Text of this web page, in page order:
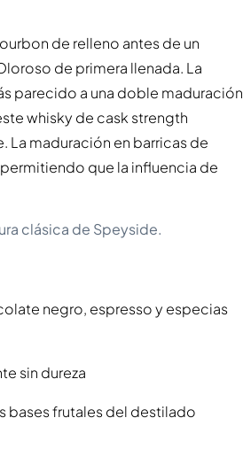
de relleno antes de un
de primera llenada. La
parecido a una doble maduración
whisky de cask strength
La maduración en barricas de
que la influencia de
clásica de Speyside.
negro, espresso y especias
sin dureza
bases frutales del destilado